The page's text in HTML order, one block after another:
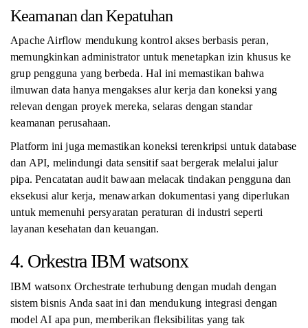
Keamanan dan Kepatuhan
Apache Airflow mendukung kontrol akses berbasis peran,
memungkinkan administrator untuk menetapkan izin khusus ke
grup pengguna yang berbeda. Hal ini memastikan bahwa
ilmuwan data hanya mengakses alur kerja dan koneksi yang
relevan dengan proyek mereka, selaras dengan standar
keamanan perusahaan.
Platform ini juga memastikan koneksi terenkripsi untuk database
dan API, melindungi data sensitif saat bergerak melalui jalur
pipa. Pencatatan audit bawaan melacak tindakan pengguna dan
eksekusi alur kerja, menawarkan dokumentasi yang diperlukan
untuk memenuhi persyaratan peraturan di industri seperti
layanan kesehatan dan keuangan.
4. Orkestra IBM watsonx
IBM watsonx Orchestrate terhubung dengan mudah dengan
sistem bisnis Anda saat ini dan mendukung integrasi dengan
model AI apa pun, memberikan fleksibilitas yang tak